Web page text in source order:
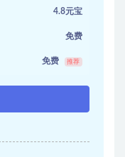
4.8元宝
免费
免费 推荐